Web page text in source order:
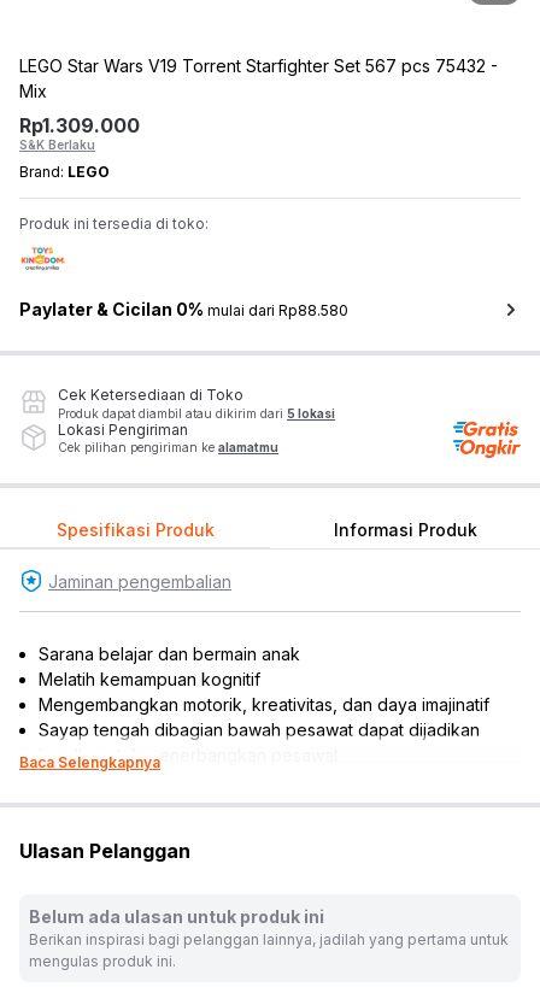
LEGO Star Wars V19 Torrent Starfighter Set 567 pcs 75432 -
Mix
Rp1.309.000
S&K Berlaku
Brand: LEGO
Produk ini tersedia di toko:
Paylater & Cicilan 0% mulai dari Rp88.580
Cek Ketersediaan di Toko
Produk dapat diambil atau dikirim dari 5 lokasi
Lokasi Pengiriman
Cek pilihan pengiriman ke alamatmu
Spesifikasi Produk Informasi Produk
Jaminan pengembalian
Sarana belajar dan bermain anak
Melatih kemampuan kognitif
Mengembangkan motorik, kreativitas, dan daya imajinatif
Sayap tengah dibagian bawah pesawat dapat dijadikan
handle untuk menerbangkan pesawat
Pesawat memiliki mode penerbangan dan pendaratan
permainan menjadi lebih seru
Kenobi, dan clone pilot)
Dilengkapi aksesoris senjata lightsaber dan blaster
Cocok dijadikan koleksi, hiasan miniatur, atau referensi
Baca Selengkapnya
Ulasan Pelanggan
Belum ada ulasan untuk produk ini
Berikan inspirasi bagi pelanggan lainnya, jadilah yang pertama untuk
mengulas produk ini.